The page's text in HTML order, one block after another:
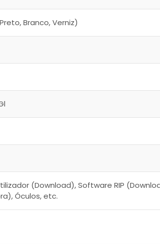
Branco, Verniz)
(Download), Software RIP
Óculos, etc.